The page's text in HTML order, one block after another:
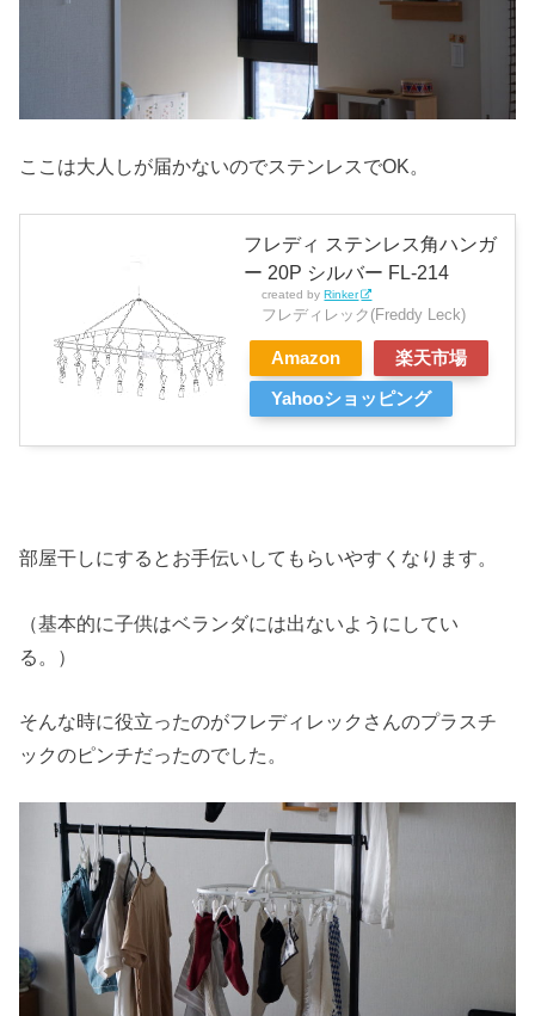
ここは大人しが届かないのでステンレスでOK。
フレディ ステンレス角ハンガ
ー 20P シルバー FL-214
created byRinker
フレディレック(Freddy Leck)
Amazon 楽天市場
Yahooショッピング
部屋干しにするとお手伝いしてもらいやすくなります。
（基本的に子供はベランダには出ないようにしてい
る。）
そんな時に役立ったのがフレディレックさんのプラスチ
ックのピンチだったのでした。